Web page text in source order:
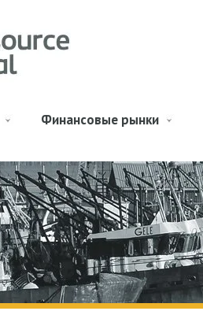
Финансовые рынки